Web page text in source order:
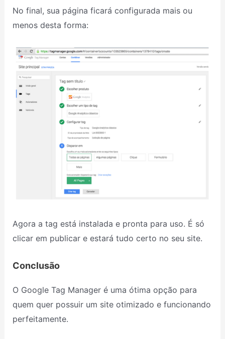
No final, sua página ficará configurada mais ou
menos desta forma:
Agora a tag está instalada e pronta para uso. É só
clicar em publicar e estará tudo certo no seu site.
Conclusão
O Google Tag Manager é uma ótima opção para
quem quer possuir um site otimizado e funcionando
perfeitamente.